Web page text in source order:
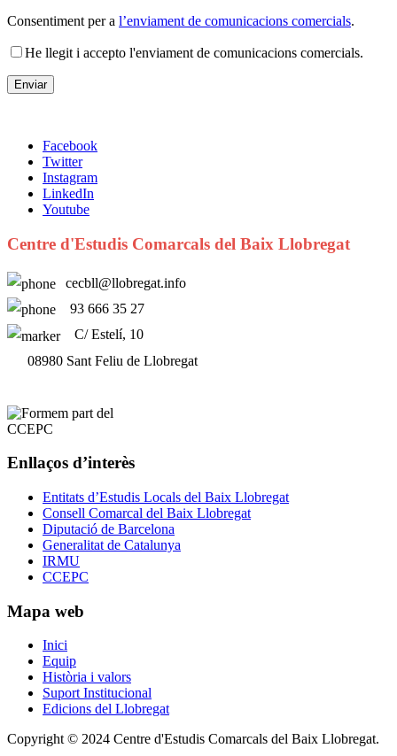
Consentiment per a l’enviament de comunicacions comercials.
He llegit i accepto l'enviament de comunicacions comercials.
Facebook
Twitter
Instagram
LinkedIn
Youtube
Centre d'Estudis Comarcals del Baix Llobregat
cecbll@llobregat.info
93 666 35 27
C/ Estelí, 10
08980 Sant Feliu de Llobregat
Enllaços d’interès
Entitats d’Estudis Locals del Baix Llobregat
Consell Comarcal del Baix Llobregat
Diputació de Barcelona
Generalitat de Catalunya
IRMU
CCEPC
Mapa web
Inici
Equip
Història i valors
Suport Institucional
Edicions del Llobregat
Copyright © 2024 Centre d'Estudis Comarcals del Baix Llobregat.